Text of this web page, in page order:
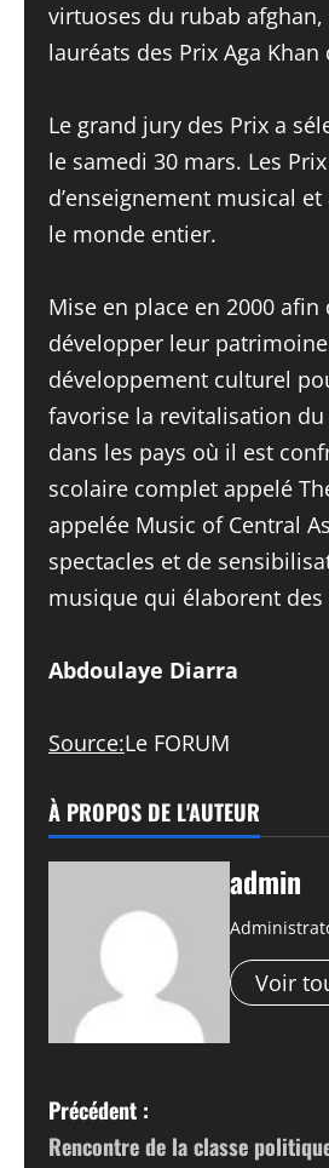
virtuoses du rubab
lauréats des Prix Aga
Le grand jury des Prix a
le samedi 30 mars. Les
d’enseignement musical
le monde entier.
Mise en place en 2000
développer leur
développement culturel
favorise la revitalisation
dans les pays où il est
scolaire complet appelé
appelée Music of Central
spectacles et de
musique qui élaborent
Abdoulaye Diarra
Source:Le FORUM
À PROPOS DE L'AUTEUR
admin
Voir
N
Précédent :
Rencontre de la classe